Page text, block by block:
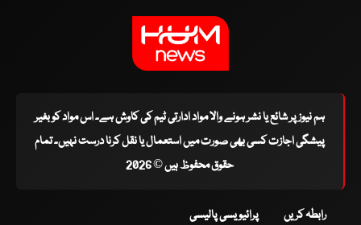
ہم نیوز پر شائع یا نشر ہونے والا مواد ادارتی ٹیم کی کاوش ہے۔ اس مواد کو بغیر
پیشگی اجازت کسی بھی صورت میں استعمال یا نقل کرنا درست نہیں۔ تمام
حقوق محفوظ ہیں © 2026
رابطہ کریں پرائیویسی پالیسی